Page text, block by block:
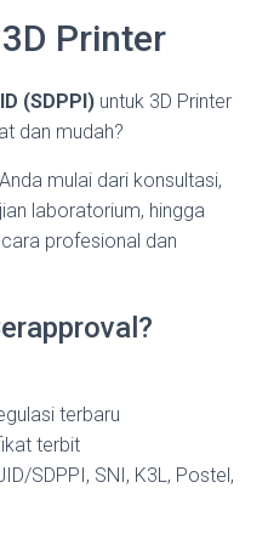
Printer
(SDPPI) untuk 3D Printer
dan mudah?
mulai dari konsultasi,
laboratorium, hingga
profesional dan
terbaru
terbit
SDPPI, SNI, K3L, Postel,